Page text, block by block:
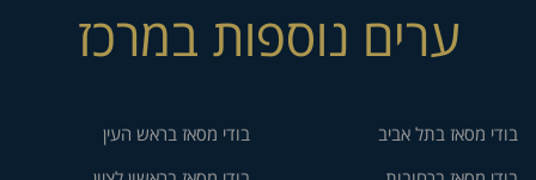
ערים נוספות במרכז
בודי מסאז בתל אביב
בודי מסאז בראש העין